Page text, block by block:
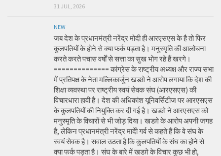
31 JUL, 2026
NEW
जब देश के प्रधानमंत्री नरेंद्र मोदी ही आरएसएस के है तो फिर
कुलपतियों के होने से क्या फर्क पड़ता है। मनुस्मृति की आलोचना
करते करते पचास वर्षों से सत्ता का सुख भोग रहे हैं खरगे।
============== कांग्रेस के राष्ट्रीय अध्यक्ष और राज्य सभा
में प्रतिपक्ष के नेता मल्लिकार्जुन खडग़े ने आरोप लगाया कि देश की
शिक्षा व्यवस्था पर राष्ट्रीय स्वयं सेवक संघ (आरएसएस) की
विचारधारा हावी है। देश की अधिकांश यूनिवर्सिटीज पर आरएसएस
के कुलपतियों की नियुक्ति कर दी गई है। खडग़े ने आरएसएस को
मनुस्मृति के विचारों से भी जोड़ दिया। खडग़े के आरोप अपनी जगह
है, लेकिन प्रधानमंत्री नरेंद्र मादेी गर्व से कहते हैं कि वे संघ के
स्वयं सेवक है। सवाल उठता है कि कुलपतियों के संघ का होने से
क्या फर्क पड़ता है। संघ के बारे में खडग़े के विचार कुछ भी हो,